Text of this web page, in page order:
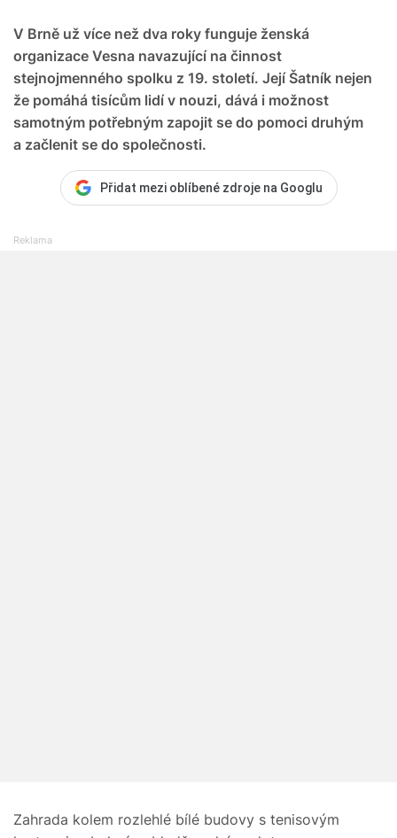
V Brně už více než dva roky funguje ženská
organizace Vesna navazující na činnost
stejnojmenného spolku z 19. století. Její Šatník nejen
že pomáhá tisícům lidí v nouzi, dává i možnost
samotným potřebným zapojit se do pomoci druhým
a začlenit se do společnosti.
Přidat mezi oblíbené zdroje na Googlu
Zahrada kolem rozlehlé bílé budovy s tenisovým